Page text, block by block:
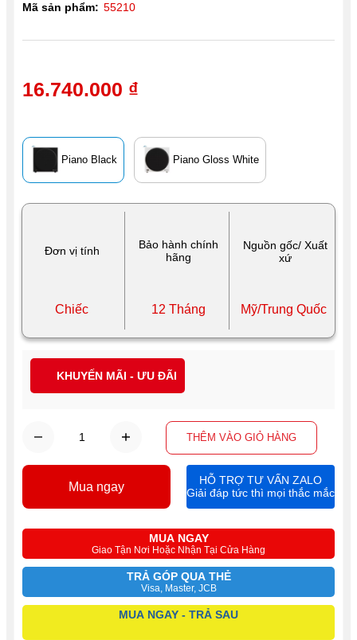
Đơn vị tính
Bảo hành chính
hãng
Nguồn gốc/ Xuất
xứ
Chiếc 12 Tháng Mỹ/Trung Quốc
Piano Black Piano Gloss White
THÊM VÀO GIỎ HÀNG
MUA NGAY
Giao Tận Nơi Hoặc Nhận Tại Cửa Hàng
TRẢ GÓP QUA THẺ
Visa, Master, JCB
MUA NGAY - TRẢ SAU
16.740.000 ₫
Mã sản phẩm: 55210
Mua ngay
HỖ TRỢ TƯ VẤN ZALO
Giải đáp tức thì mọi thắc mắc
KHUYẾN MÃI - ƯU ĐÃI